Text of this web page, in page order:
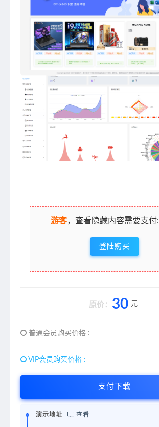
游客，查看隐藏内容需要支付:
登陆购买
原价： 30 元
普通会员购买价格 :
VIP会员购买价格 :
支付下载
演示地址 查看